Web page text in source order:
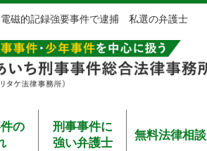
磁的記録強要事件で逮捕 私選の弁護士
の
刑事事件に
強い弁護士
無料法律相談